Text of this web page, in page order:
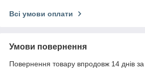
Всі умови оплати
Умови повернення
Повернення товару впродовж 14 днів